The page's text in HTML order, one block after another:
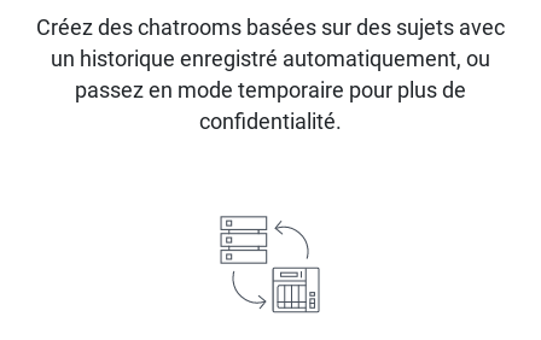
Créez des chatrooms basées sur des sujets avec
un historique enregistré automatiquement, ou
passez en mode temporaire pour plus de
confidentialité.